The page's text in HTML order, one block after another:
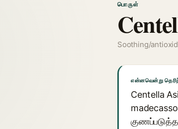
பொருள்
Soothing/
என்னவென்று
Centella